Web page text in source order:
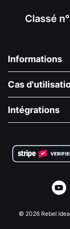
Classé
Informations
À propos de
Carrières
Confidentialité
Partenariat
Bibliothèque
Cas
Collecte de
Collecte de
Intégrations
Plugin de don
Application de
Don Joomla
© 2026 Rebel